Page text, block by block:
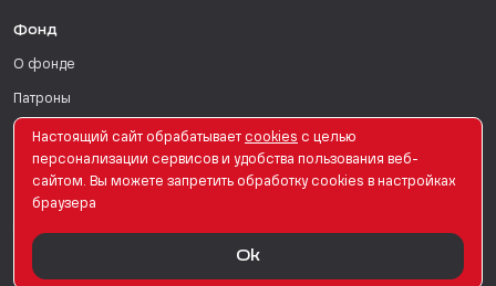
Фонд
О фонде
Патроны
Поддержать
Для СМИ
© PRO Женщин. Все права защищены. 2026
Настоящий сайт обрабатывает сookies с целью
персонализации сервисов и удобства пользования веб-
сайтом. Вы можете запретить обработку сookies в настройках
браузера
Ok